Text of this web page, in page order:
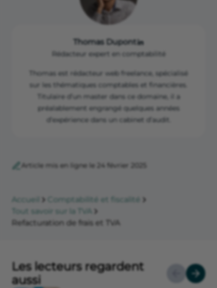
Thomas Dupont
Rédacteur expert en comptabilité
Thomas est rédacteur web freelance, spécialisé
sur les thématiques comptables et financières.
Titulaire d’un master dans ce domaine, il a
préalablement engrangé quelques années
d’expérience dans un cabinet d’audit.
Article mis en ligne le 24 février 2025
Accueil
Comptabilité et fiscalité
Tout savoir sur la TVA
Refacturation de frais et TVA
Les lecteurs regardent
aussi